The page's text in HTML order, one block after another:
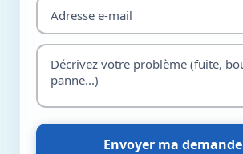
Envoyer ma demande